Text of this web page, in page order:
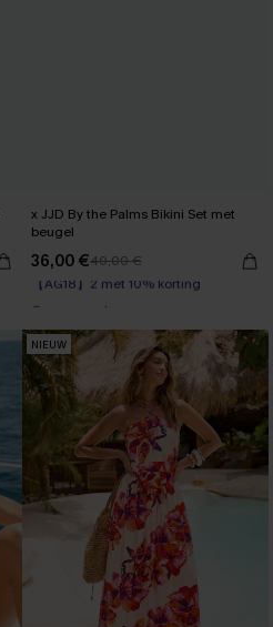
x JJD By the Palms Bikini Set met
beugel
36,00 €40,00 €
【AG18】2 met 10% korting
Op voorraad
NIEUW